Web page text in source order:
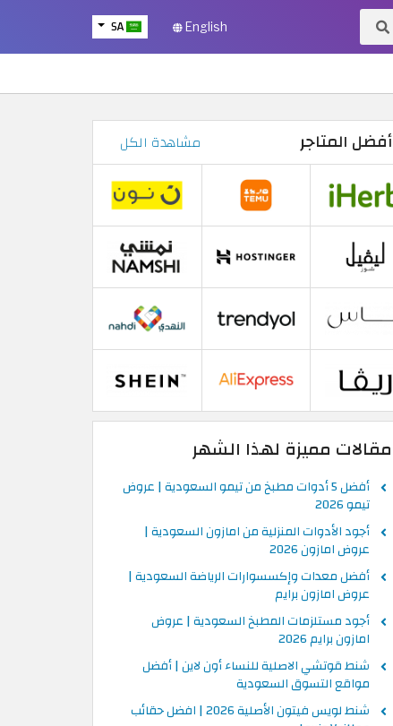
SA English
أفضل المتاجر مشاهدة الكل
مقالات مميزة لهذا الشهر
أفضل 5 أدوات مطبخ من تيمو السعودية | عروض
تيمو 2026
أجود الأدوات المنزلية من امازون السعودية |
عروض امازون 2026
أفضل معدات وإكسسوارات الرياضة السعودية |
عروض امازون برايم
أجود مستلزمات المطبخ السعودية | عروض
امازون برايم 2026
شنط قوتشي الاصلية للنساء أون لاين | أفضل
مواقع التسوق السعودية
شنط لويس فيتون الأصلية 2026 | افضل حقائب